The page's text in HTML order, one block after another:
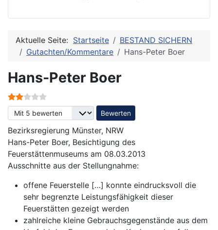
Aktuelle Seite: Startseite
BESTAND SICHERN
Gutachten/Kommentare
Hans-Peter Boer
Hans-Peter Boer
Bewertung:
Bitte bewerten
Bezirksregierung Münster, NRW
Hans-Peter Boer, Besichtigung des
Feuerstättenmuseums am 08.03.2013
Ausschnitte aus der Stellungnahme:
offene Feuerstelle […] konnte eindrucksvoll die
sehr begrenzte Leistungsfähigkeit dieser
Feuerstätten gezeigt werden
zahlreiche kleine Gebrauchsgegenstände aus dem